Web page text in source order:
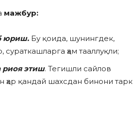
мажбур:
юриш. Бу қоида, шунингдек,
ҳам тааллуқли;
риоя этиш. Тегишли сайлов
ҳар қандай шахсдан бинони тарк